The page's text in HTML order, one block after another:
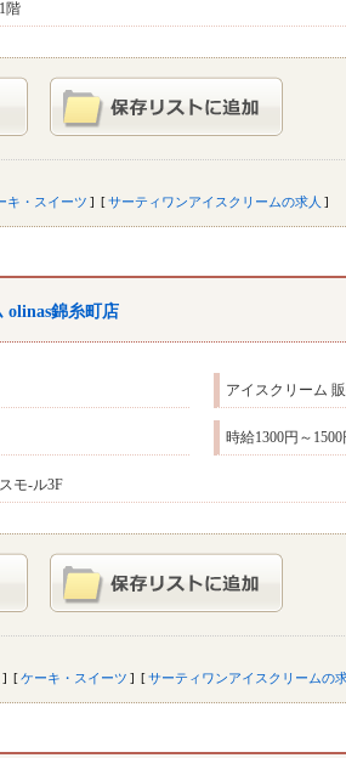
階
キ・スイーツ サーティワンアイスクリームの求人
olinas錦糸町店
アイスクリーム
時給1300円～
モ-ル3F
ケーキ・スイーツ サーティワンアイスクリームの